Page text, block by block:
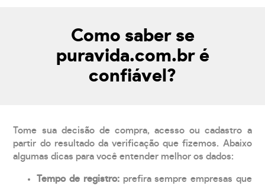
Como saber se
puravida.com.br é
confiável?
Tome sua decisão de compra, acesso ou cadastro a
partir do resultado da verificação que fizemos. Abaixo
algumas dicas para você entender melhor os dados:
Tempo de registro: prefira sempre empresas que